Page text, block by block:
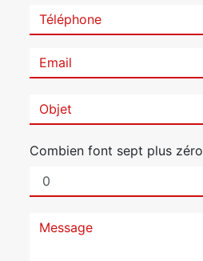
Combien font sept plus zéro